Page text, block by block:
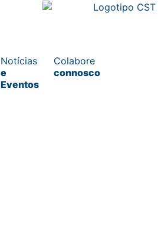
Notícias
e
Eventos
Colabore
connosco